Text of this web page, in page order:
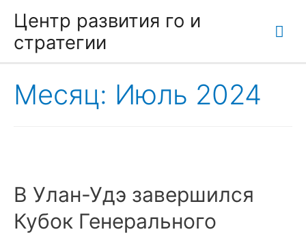
Центр развития го и
стратегии
Месяц: Июль 2024
В Улан-Удэ завершился
Кубок Генерального